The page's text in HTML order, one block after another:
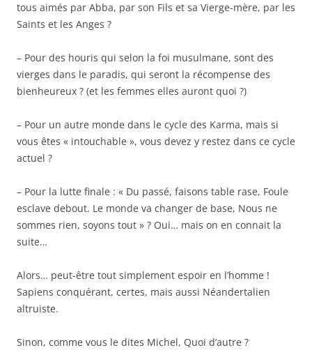
tous aimés par Abba, par son Fils et sa Vierge-mère, par les
Saints et les Anges ?
– Pour des houris qui selon la foi musulmane, sont des
vierges dans le paradis, qui seront la récompense des
bienheureux ? (et les femmes elles auront quoi ?)
– Pour un autre monde dans le cycle des Karma, mais si
vous êtes « intouchable », vous devez y restez dans ce cycle
actuel ?
– Pour la lutte finale : « Du passé, faisons table rase, Foule
esclave debout. Le monde va changer de base, Nous ne
sommes rien, soyons tout » ? Oui… mais on en connait la
suite…
Alors… peut-être tout simplement espoir en l’homme !
Sapiens conquérant, certes, mais aussi Néandertalien
altruiste.
Sinon, comme vous le dites Michel, Quoi d’autre ?